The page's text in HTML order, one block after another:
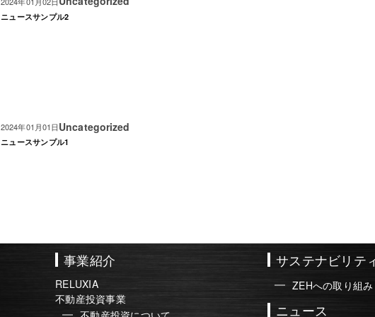
ニュースサンプル2
ニュースサンプル1
2024年01月01日Uncategorized
事業紹介
RELUXIA
不動産投資事業
サステナビリテ
ZEHへの取り組み
ニュース